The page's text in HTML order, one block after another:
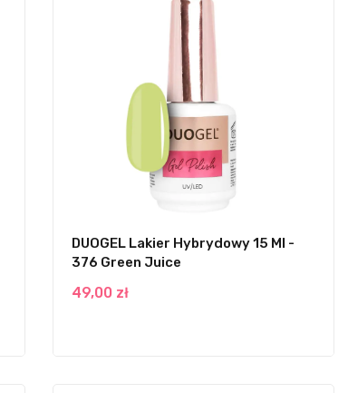
DUOGEL Lakier Hybrydowy 15 Ml -
376 Green Juice
49,00 zł